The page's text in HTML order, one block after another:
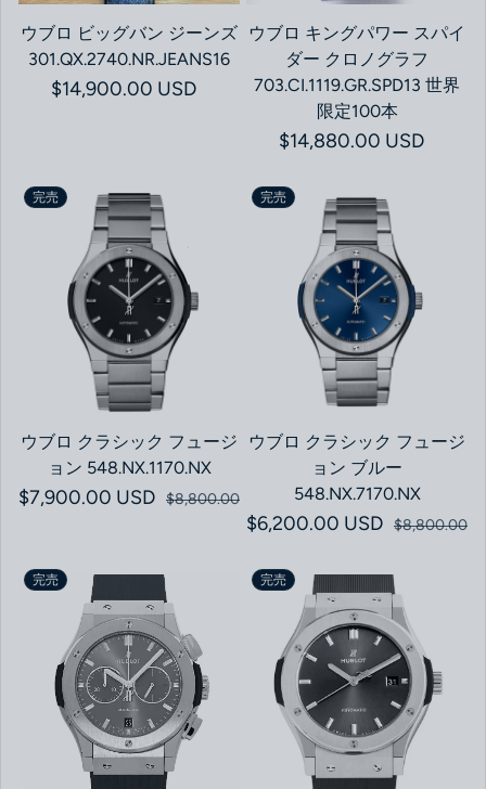
ウブロ ビッグバン ジーンズ
301.QX.2740.NR.JEANS16
通常価格
$14,900.00 USD
ウブロ キングパワー スパイ
ダー クロノグラフ
703.CI.1119.GR.SPD13 世界
限定100本
通常価格
$14,880.00 USD
完売
ウブロ クラシック フュージ
ョン 548.NX.1170.NX
セール価格
$7,900.00 USD通常価格
$8,800.00
完売
ウブロ クラシック フュージ
ョン ブルー
548.NX.7170.NX
セール価格
$6,200.00 USD通常価格
$8,800.00
完売 完売